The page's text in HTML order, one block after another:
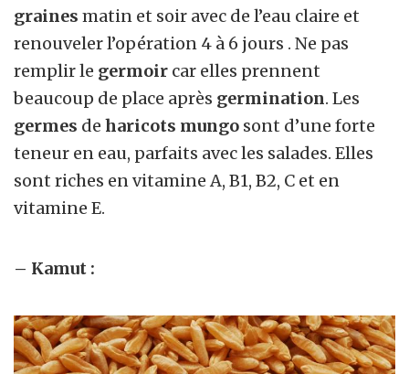
graines matin et soir avec de l’eau claire et
renouveler l’opération 4 à 6 jours . Ne pas
remplir le germoir car elles prennent
beaucoup de place après germination. Les
germes de haricots mungo sont d’une forte
teneur en eau, parfaits avec les salades. Elles
sont riches en vitamine A, B1, B2, C et en
vitamine E.
– Kamut :